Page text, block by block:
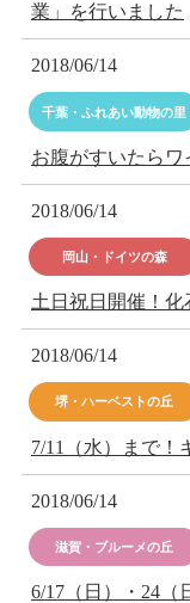
業」を行いました
2018/06/14
千葉・ふれあい動物の里
お腹がすいたらワ
2018/06/14
岡山・ドイツの森
土日祝日開催！化
2018/06/14
堺・ハーベストの丘
7/11（水）まで！
2018/06/14
滋賀・ブルーメの丘
6/17（日）・24（